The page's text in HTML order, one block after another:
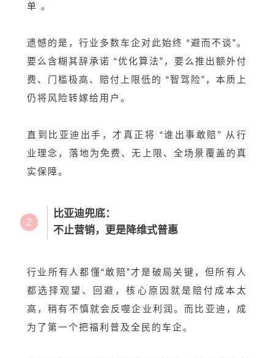
单 。
遗憾的是，行业多数车企对此始终 “避而不谈”。
要么含糊其辞承诺 “优化算法”，要么推出额外付
费、门槛极高、赔付上限低的 “智驾险”，本质上
仍将风险转嫁给用户。
直到比亚迪出手，才真正将 “谁出事敢赔” 从行
业理念，落地为免费、无上限、全场景覆盖的真
实保障。
2
比亚迪兜底：
不止营销，更是降维式普惠
行业所有人都懂“敢赔”才是破局关键，但所有人
都选择观望、回避，核心原因就是赔付成本太
高，稍有不慎就会反噬企业利润。而比亚迪，成
为了第一个把福利普及全民的车企。